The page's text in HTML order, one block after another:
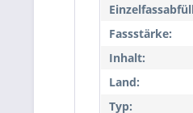
Fassstärke:
Inhalt:
Land:
Typ: